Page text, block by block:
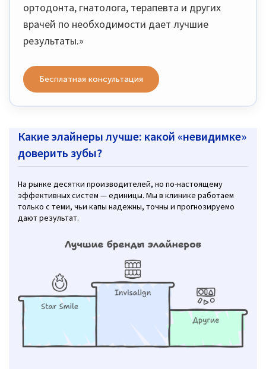
ортодонта, гнатолога, терапевта и других
врачей по необходимости дает лучшие
результаты.»
Бесплатная консультация
Какие элайнеры лучше: какой «невидимке»
доверить зубы?
На рынке десятки производителей, но по-настоящему
эффективных систем — единицы. Мы в клинике работаем
только с теми, чьи капы надежны, точны и прогнозируемо
дают результат.